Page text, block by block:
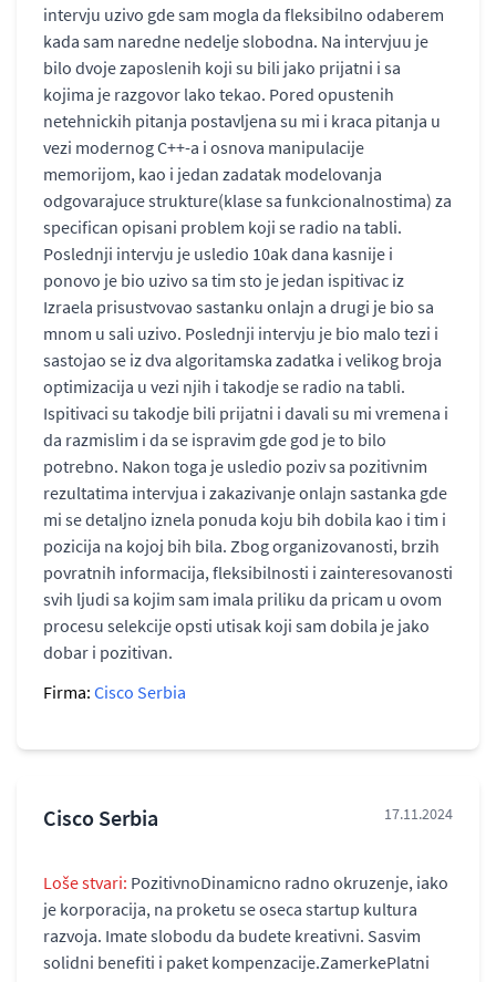
intervju uzivo gde sam mogla da fleksibilno odaberem
kada sam naredne nedelje slobodna. Na intervjuu je
bilo dvoje zaposlenih koji su bili jako prijatni i sa
kojima je razgovor lako tekao. Pored opustenih
netehnickih pitanja postavljena su mi i kraca pitanja u
vezi modernog C++-a i osnova manipulacije
memorijom, kao i jedan zadatak modelovanja
odgovarajuce strukture(klase sa funkcionalnostima) za
specifican opisani problem koji se radio na tabli.
Poslednji intervju je usledio 10ak dana kasnije i
ponovo je bio uzivo sa tim sto je jedan ispitivac iz
Izraela prisustvovao sastanku onlajn a drugi je bio sa
mnom u sali uzivo. Poslednji intervju je bio malo tezi i
sastojao se iz dva algoritamska zadatka i velikog broja
optimizacija u vezi njih i takodje se radio na tabli.
Ispitivaci su takodje bili prijatni i davali su mi vremena i
da razmislim i da se ispravim gde god je to bilo
potrebno. Nakon toga je usledio poziv sa pozitivnim
rezultatima intervjua i zakazivanje onlajn sastanka gde
mi se detaljno iznela ponuda koju bih dobila kao i tim i
pozicija na kojoj bih bila. Zbog organizovanosti, brzih
povratnih informacija, fleksibilnosti i zainteresovanosti
svih ljudi sa kojim sam imala priliku da pricam u ovom
procesu selekcije opsti utisak koji sam dobila je jako
dobar i pozitivan.
Firma: Cisco Serbia
Cisco Serbia 17.11.2024
Loše stvari: PozitivnoDinamicno radno okruzenje, iako
je korporacija, na proketu se oseca startup kultura
razvoja. Imate slobodu da budete kreativni. Sasvim
solidni benefiti i paket kompenzacije.ZamerkePlatni